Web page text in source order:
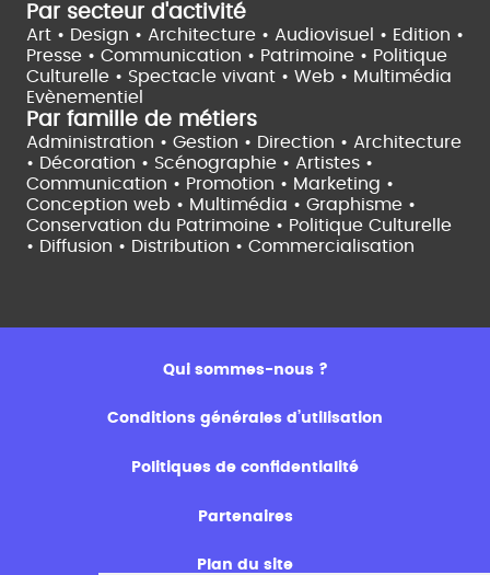
Par secteur d'activité
Art • Design • Architecture • Audiovisuel • Edition •
Presse • Communication • Patrimoine • Politique
Culturelle • Spectacle vivant • Web • Multimédia
Evènementiel
Par famille de métiers
Administration • Gestion • Direction • Architecture
• Décoration • Scénographie • Artistes •
Communication • Promotion • Marketing •
Conception web • Multimédia • Graphisme •
Conservation du Patrimoine • Politique Culturelle
• Diffusion • Distribution • Commercialisation
Qui sommes-nous ?
Conditions générales d’utilisation
Politiques de confidentialité
Partenaires
Plan du site